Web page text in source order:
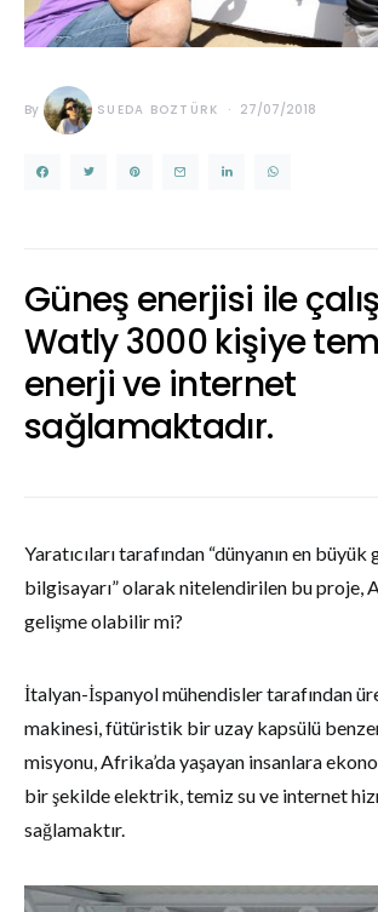
By SUEDA BOZTÜRK 27/07/2018
Güneş enerjisi ile
Watly 3000 kişiye
enerji ve internet
sağlamaktadır.
Yaratıcıları tarafından “dünyanın en büyük
bilgisayarı” olarak nitelendirilen bu proje,
gelişme olabilir mi?
İtalyan-İspanyol mühendisler tarafından
makinesi, fütüristik bir uzay kapsülü
misyonu, Afrika’da yaşayan insanlara
bir şekilde elektrik, temiz su ve internet
sağlamaktır.